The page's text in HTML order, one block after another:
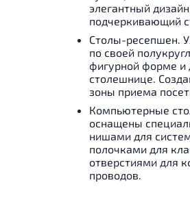
элегантный
подчеркивающий
Столы-ресепшен.
по своей
фигурной форме и
столешнице.
зоны приема
Компьютерные
оснащены
нишами для
полочками для
отверстиями для
проводов.